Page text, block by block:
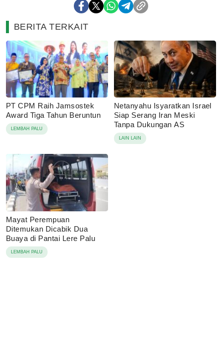
BERITA TERKAIT
PT CPM Raih Jamsostek
Award Tiga Tahun Beruntun
LEMBAH PALU
Netanyahu Isyaratkan Israel
Siap Serang Iran Meski
Tanpa Dukungan AS
LAIN LAIN
Mayat Perempuan
Ditemukan Dicabik Dua
Buaya di Pantai Lere Palu
LEMBAH PALU